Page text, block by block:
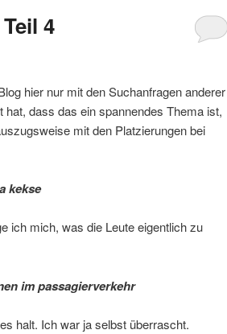
4
hier nur mit den Suchanfragen anderer
hat, dass das ein spannendes Thema ist,
mit den Platzierungen bei
kekse
ich mich, was die Leute eigentlich zu
im passagierverkehr
halt. Ich war ja selbst überrascht.